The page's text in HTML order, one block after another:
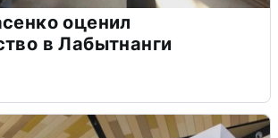
оценил
в Лабытнанги